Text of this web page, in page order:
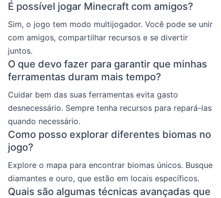
É possível jogar Minecraft com amigos?
Sim, o jogo tem modo multijogador. Você pode se unir
com amigos, compartilhar recursos e se divertir
juntos.
O que devo fazer para garantir que minhas
ferramentas duram mais tempo?
Cuidar bem das suas ferramentas evita gasto
desnecessário. Sempre tenha recursos para repará-las
quando necessário.
Como posso explorar diferentes biomas no
jogo?
Explore o mapa para encontrar biomas únicos. Busque
diamantes e ouro, que estão em locais específicos.
Quais são algumas técnicas avançadas que